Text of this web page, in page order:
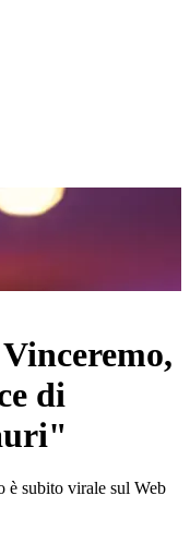
di
è subito virale sul Web